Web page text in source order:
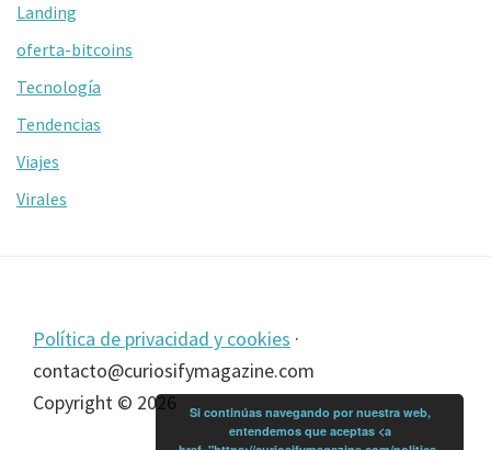
Landing
oferta-bitcoins
Tecnología
Tendencias
Viajes
Virales
Footer
Política de privacidad y cookies ·
contacto@curiosifymagazine.com
Copyright © 2026
Si continúas navegando por nuestra web,
entendemos que aceptas <a